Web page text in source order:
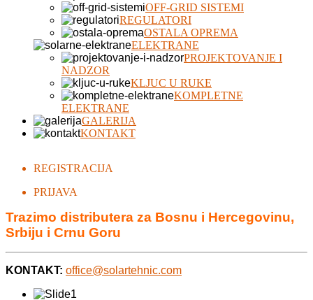
OFF-GRID SISTEMI
REGULATORI
OSTALA OPREMA
ELEKTRANE
PROJEKTOVANJE I
NADZOR
KLJUC U RUKE
KOMPLETNE
ELEKTRANE
GALERIJA
KONTAKT
REGISTRACIJA
PRIJAVA
Trazimo distributera za Bosnu i Hercegovinu,
Srbiju i Crnu Goru
KONTAKT: office@solartehnic.com